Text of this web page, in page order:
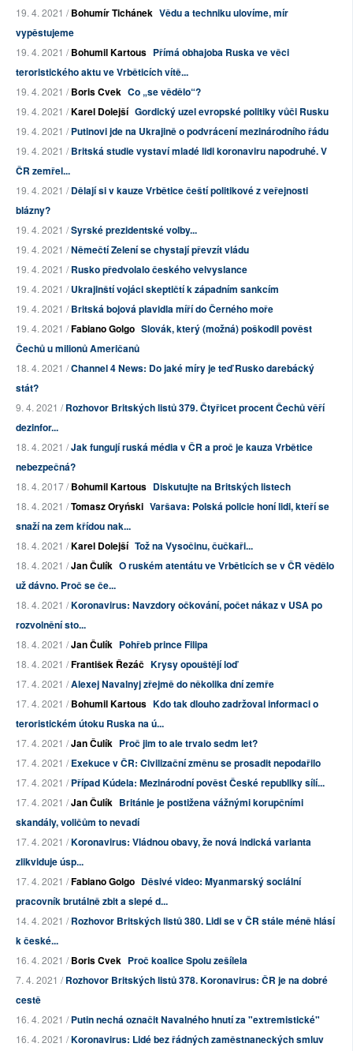
19. 4. 2021 /Bohumír Tichánek Vědu a techniku ulovíme, mír
vypěstujeme
19. 4. 2021 /Bohumil Kartous Přímá obhajoba Ruska ve věci
teroristického aktu ve Vrběticích vítě...
19. 4. 2021 /Boris Cvek Co „se vědělo“?
19. 4. 2021 /Karel Dolejší Gordický uzel evropské politiky vůči Rusku
19. 4. 2021 /Putinovi jde na Ukrajině o podvrácení mezinárodního řádu
19. 4. 2021 /Britská studie vystaví mladé lidi koronaviru napodruhé. V
ČR zemřel...
19. 4. 2021 /Dělají si v kauze Vrbětice čeští politikové z veřejnosti
blázny?
19. 4. 2021 /Syrské prezidentské volby...
19. 4. 2021 /Němečtí Zelení se chystají převzít vládu
19. 4. 2021 /Rusko předvolalo českého velvyslance
19. 4. 2021 /Ukrajinští vojáci skeptičtí k západním sankcím
19. 4. 2021 /Britská bojová plavidla míří do Černého moře
19. 4. 2021 /Fabiano Golgo Slovák, který (možná) poškodil pověst
Čechů u milionů Američanů
18. 4. 2021 /Channel 4 News: Do jaké míry je teď Rusko darebácký
stát?
9. 4. 2021 /Rozhovor Britských listů 379. Čtyřicet procent Čechů věří
dezinfor...
18. 4. 2021 /Jak fungují ruská média v ČR a proč je kauza Vrbětice
nebezpečná?
18. 4. 2017 /Bohumil Kartous Diskutujte na Britských listech
18. 4. 2021 /Tomasz Oryński Varšava: Polská policie honí lidi, kteří se
snaží na zem křídou nak...
18. 4. 2021 /Karel Dolejší Tož na Vysočinu, čučkaři...
18. 4. 2021 /Jan Čulík O ruském atentátu ve Vrběticích se v ČR vědělo
už dávno. Proč se če...
18. 4. 2021 /Koronavirus: Navzdory očkování, počet nákaz v USA po
rozvolnění sto...
18. 4. 2021 /Jan Čulík Pohřeb prince Filipa
18. 4. 2021 /František Řezáč Krysy opouštějí loď
17. 4. 2021 /Alexej Navalnyj zřejmě do několika dní zemře
17. 4. 2021 /Bohumil Kartous Kdo tak dlouho zadržoval informaci o
teroristickém útoku Ruska na ú...
17. 4. 2021 /Jan Čulík Proč jim to ale trvalo sedm let?
17. 4. 2021 /Exekuce v ČR: Civilizační změnu se prosadit nepodařilo
17. 4. 2021 /Případ Kúdela: Mezinárodní pověst České republiky sílí...
17. 4. 2021 /Jan Čulík Británie je postižena vážnými korupčními
skandály, voličům to nevadí
17. 4. 2021 /Koronavirus: Vládnou obavy, že nová indická varianta
zlikviduje úsp...
17. 4. 2021 /Fabiano Golgo Děsivé video: Myanmarský sociální
pracovník brutálně zbit a slepé d...
14. 4. 2021 /Rozhovor Britských listů 380. Lidi se v ČR stále méně hlásí
k české...
16. 4. 2021 /Boris Cvek Proč koalice Spolu zešílela
7. 4. 2021 /Rozhovor Britských listů 378. Koronavirus: ČR je na dobré
cestě
16. 4. 2021 /Putin nechá označit Navalného hnutí za "extremistické"
16. 4. 2021 /Koronavirus: Lidé bez řádných zaměstnaneckých smluv